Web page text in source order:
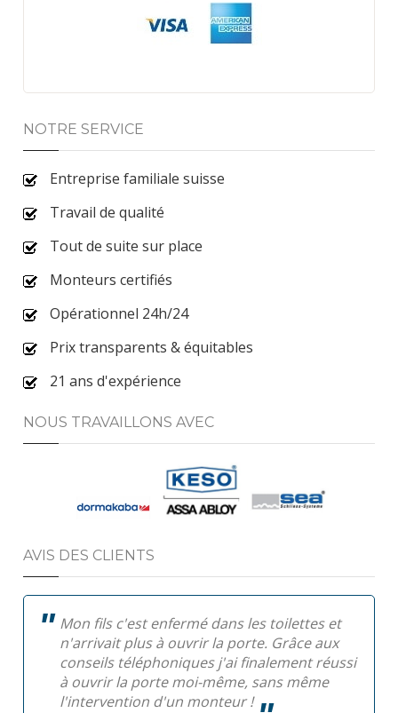
NOTRE SERVICE
Entreprise familiale suisse
Travail de qualité
Tout de suite sur place
Monteurs certifiés
Opérationnel 24h/24
Prix transparents & équitables
21 ans d'expérience
NOUS TRAVAILLONS AVEC
AVIS DES CLIENTS
Mon fils c'est enfermé dans les toilettes et
n'arrivait plus à ouvrir la porte. Grâce aux
conseils téléphoniques j'ai finalement réussi
à ouvrir la porte moi-même, sans même
l'intervention d'un monteur !